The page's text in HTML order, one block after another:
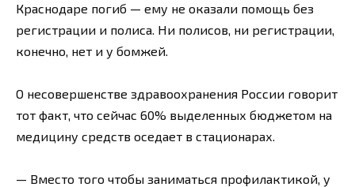
Краснодаре погиб — ему не оказали помощь без
регистрации и полиса. Ни полисов, ни регистрации,
конечно, нет и у бомжей.
О несовершенстве здравоохранения России говорит
тот факт, что сейчас 60% выделенных бюджетом на
медицину средств оседает в стационарах.
— Вместо того чтобы заниматься профилактикой, у